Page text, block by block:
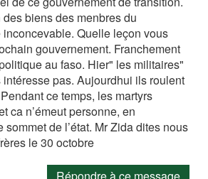
biens des menbres du
Quelle leçon vous
gouvernement. Franchement
au faso. Hier" les militaires"
pas. Aujourdhui ils roulent
ce temps, les martyrs
ca n’émeut personne, en
sommet de l’état. Mr Zida dites nous
le 30 octobre